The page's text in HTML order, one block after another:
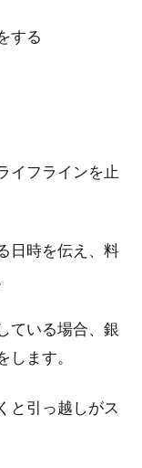
する
イフラインを止
日時を伝え、料
ている場合、銀
ます。
と引っ越しがス